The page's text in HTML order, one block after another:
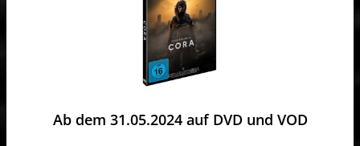
Ab dem 31.05.2024 auf DVD und VOD